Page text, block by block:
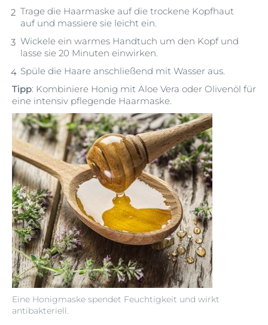
Eine Honigmaske spendet Feuchtigkeit und wirkt
antibakteriell.
Trage die Haarmaske auf die trockene Kopfhaut
auf und massiere sie leicht ein.
Wickele ein warmes Handtuch um den Kopf und
lasse sie 20 Minuten einwirken.
Spüle die Haare anschließend mit Wasser aus.
Tipp: Kombiniere Honig mit Aloe Vera oder Olivenöl für
eine intensiv pflegende Haarmaske.